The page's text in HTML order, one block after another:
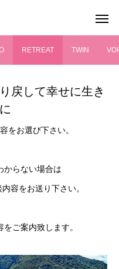
観音ヒーリング
RETREAT TWIN
戻して幸せに生き
をお選び下さい。
からない場合は
容をお送り下さい。
ご案内致します。